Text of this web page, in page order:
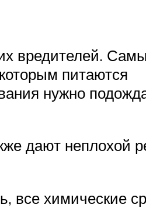
вредителей.
питаются
нужно
дают неплохой
все химические